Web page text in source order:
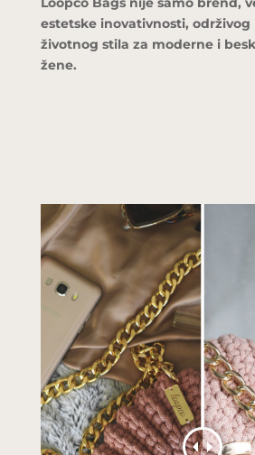
estetske inovativnosti,
životnog stila za moderne i
žene.